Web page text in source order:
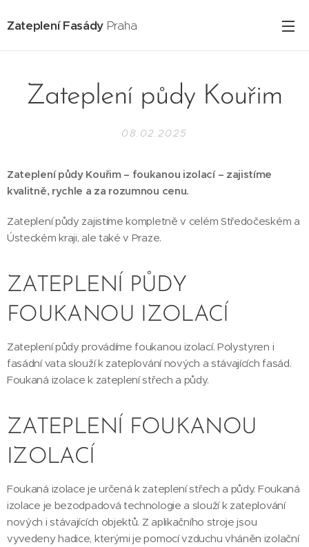
Zateplení Fasády Praha
Zateplení půdy Kouřim
08.02.2025
Zateplení půdy Kouřim – foukanou izolací – zajistíme
kvalitně, rychle a za rozumnou cenu.
Zateplení půdy zajistíme kompletně v celém Středočeském a
Ústeckém kraji, ale také v Praze.
ZATEPLENÍ PŮDY
FOUKANOU IZOLACÍ
Zateplení půdy provádíme foukanou izolací. Polystyren i
fasádní vata slouží k zateplování nových a stávajících fasád.
Foukaná izolace k zateplení střech a půdy.
ZATEPLENÍ FOUKANOU
IZOLACÍ
Foukaná izolace je určená k zateplení střech a půdy. Foukaná
izolace je bezodpadová technologie a slouží k zateplování
nových i stávajících objektů. Z aplikačního stroje jsou
vyvedeny hadice, kterými je pomocí vzduchu vháněn izolační